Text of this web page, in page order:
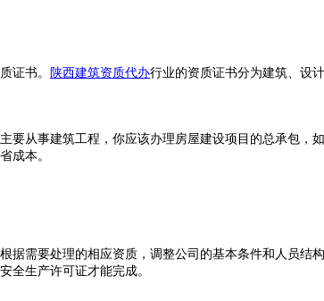
证书。 陕西建筑资质代办行业的资质证书分为建筑、设
从事建筑工程，你应该办理房屋建设项目的总承包，如
成本。
需要处理的相应资质，调整公司的基本条件和人员结
全生产许可证才能完成。